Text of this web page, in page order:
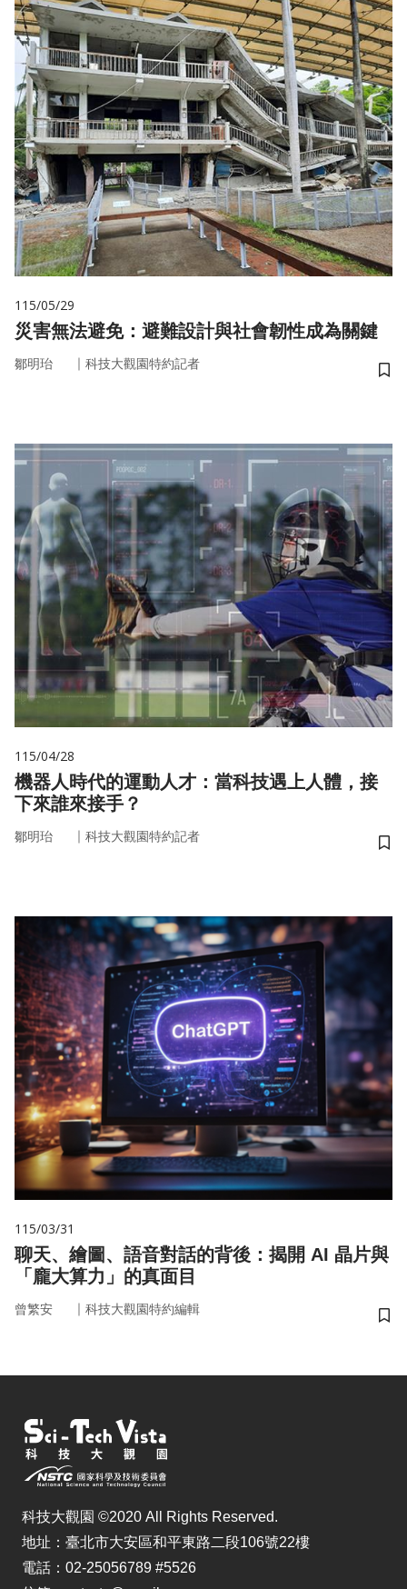
115/05/29
災害無法避免：避難設計與社會韌性成為關鍵
鄒明珆 ｜ 科技大觀園特約記者
儲
115/04/28
機器人時代的運動人才：當科技遇上人體，接
下來誰來接手？
鄒明珆 ｜ 科技大觀園特約記者
儲
115/03/31
聊天、繪圖、語音對話的背後：揭開 AI 晶片與
「龐大算力」的真面目
曾繁安 ｜ 科技大觀園特約編輯
儲
科技大觀園 ©2020 All Rights Reserved.
地址：臺北市大安區和平東路二段106號22樓
電話：02-25056789 #5526